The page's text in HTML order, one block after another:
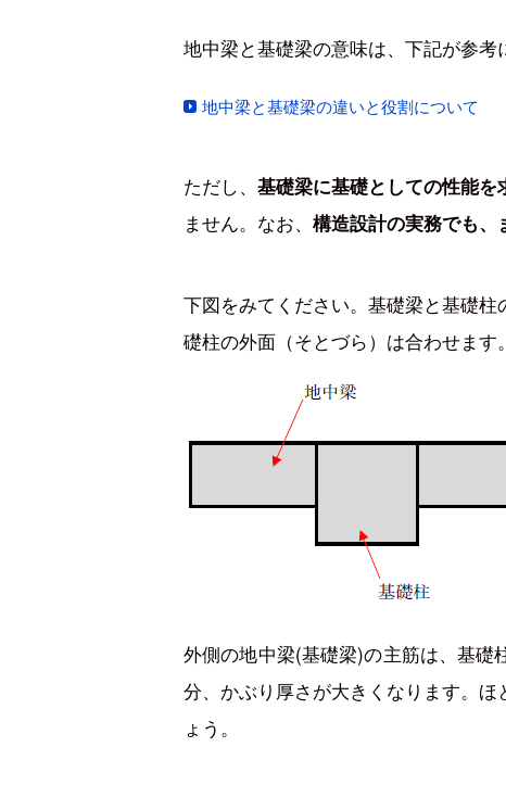
地中梁と基礎梁の意味は、下記が参考
地中梁と基礎梁の違いと役割について
ただし、 基礎梁に基礎としての性能
ません。なお、 構造設計の実務でも
下図をみてください。基礎梁と基礎
礎柱の外面（そとづら）は合わせます。
外側の地中梁(基礎梁)の主筋は、基礎
分、かぶり厚さが大きくなります。
ょう。